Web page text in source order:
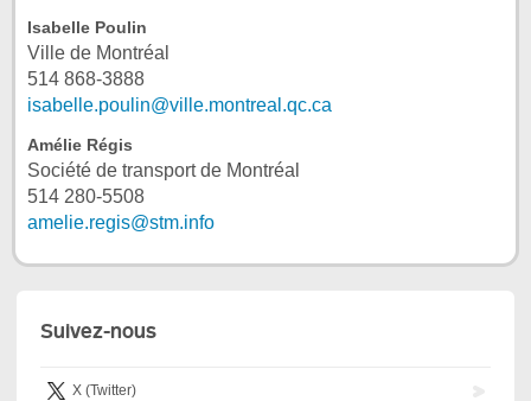
Isabelle Poulin
Ville de Montréal
514 868-3888
isabelle.poulin@ville.montreal.qc.ca
Amélie Régis
Société de transport de Montréal
514 280-5508
amelie.regis@stm.info
Suivez-nous
X (Twitter)